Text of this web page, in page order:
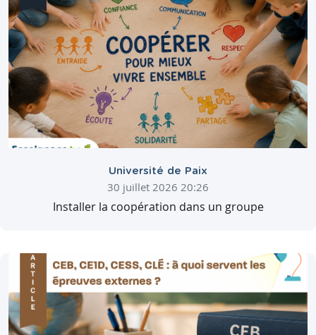
Université de Paix
30 juillet 2026 20:26
Installer la coopération dans un groupe